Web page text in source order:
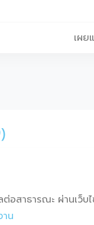
เผย
อสาธารณะ ผ่านเว็
น